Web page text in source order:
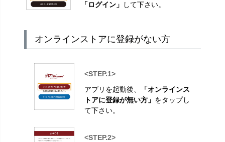
「ログイン」
して下さい。
オンラインストアに登録がない方
<STEP.1>
アプリを起動後、
「オンラインス
トアに登録が無い方」 をタップし
て下さい。
<STEP.2>